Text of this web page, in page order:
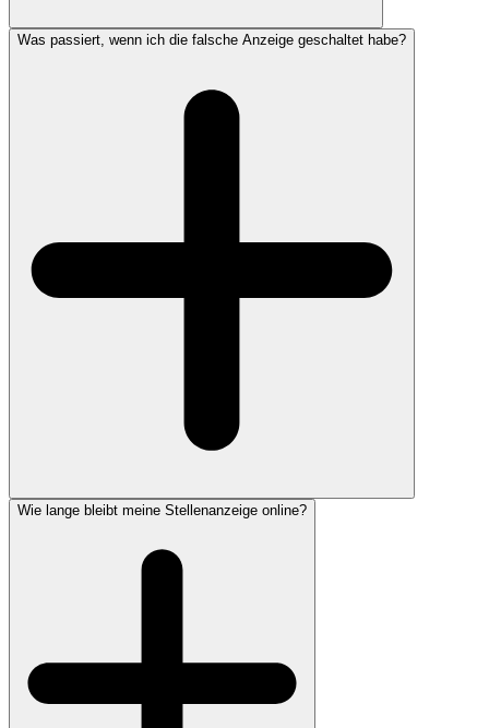
Was passiert, wenn ich die falsche Anzeige geschaltet habe?
Wie lange bleibt meine Stellenanzeige online?